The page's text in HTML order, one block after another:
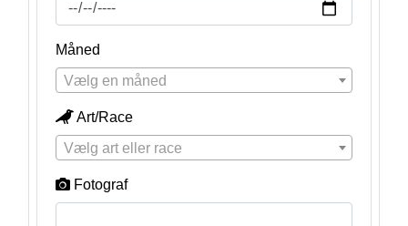
Måned
Vælg en måned
Art/Race
Vælg art eller race
Fotograf